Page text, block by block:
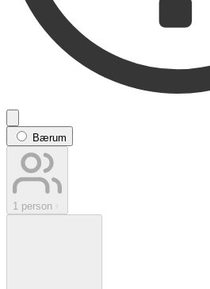
Bærum
1 person